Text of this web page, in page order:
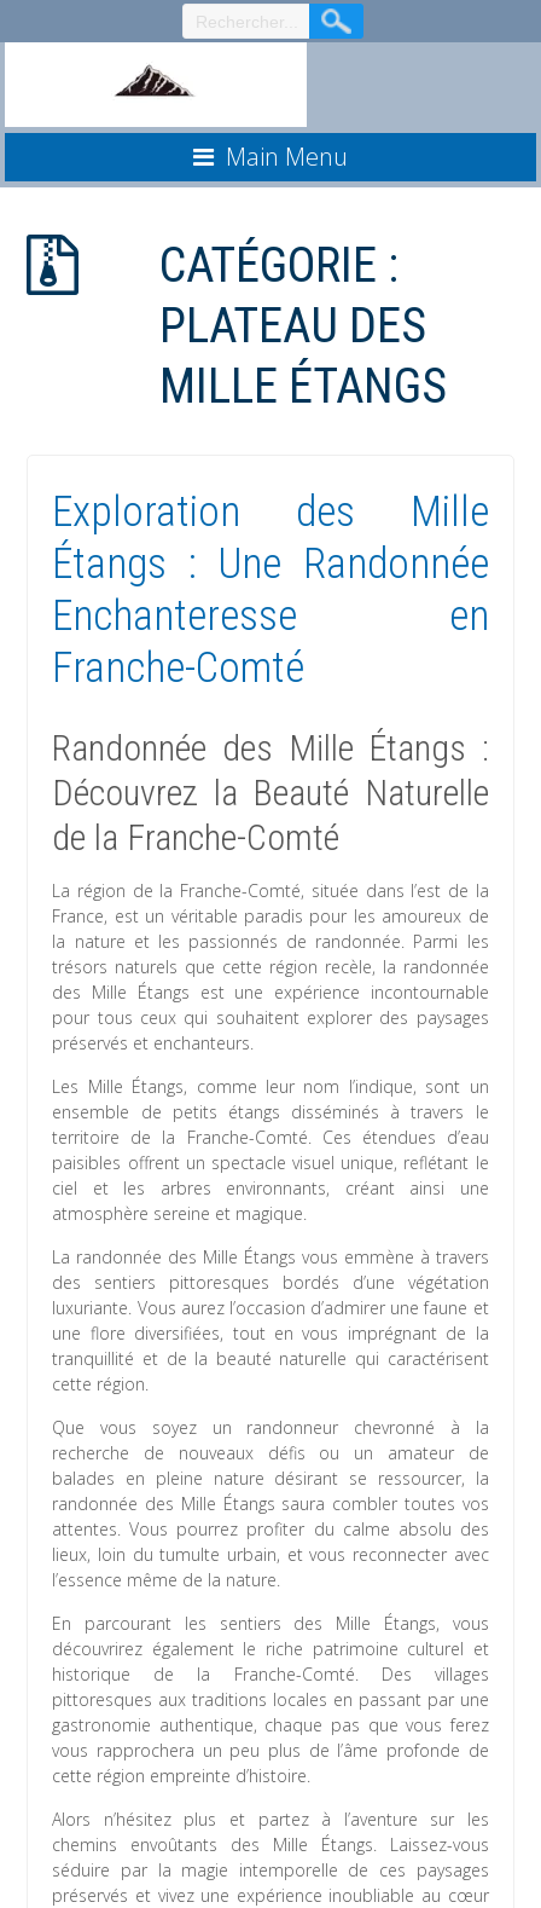
au
Main Menu
CATÉGORIE :
PLATEAU DES
MILLE ÉTANGS
Exploration des Mille
Étangs : Une Randonnée
Enchanteresse en
Franche-Comté
Randonnée des Mille Étangs :
Découvrez la Beauté Naturelle
de la Franche-Comté
La région de la Franche-Comté, située dans l’est de la
France, est un véritable paradis pour les amoureux de
la nature et les passionnés de randonnée. Parmi les
trésors naturels que cette région recèle, la randonnée
des Mille Étangs est une expérience incontournable
pour tous ceux qui souhaitent explorer des paysages
préservés et enchanteurs.
Les Mille Étangs, comme leur nom l’indique, sont un
ensemble de petits étangs disséminés à travers le
territoire de la Franche-Comté. Ces étendues d’eau
paisibles offrent un spectacle visuel unique, reflétant le
ciel et les arbres environnants, créant ainsi une
atmosphère sereine et magique.
La randonnée des Mille Étangs vous emmène à travers
des sentiers pittoresques bordés d’une végétation
luxuriante. Vous aurez l’occasion d’admirer une faune et
une flore diversifiées, tout en vous imprégnant de la
tranquillité et de la beauté naturelle qui caractérisent
cette région.
Que vous soyez un randonneur chevronné à la
recherche de nouveaux défis ou un amateur de
balades en pleine nature désirant se ressourcer, la
randonnée des Mille Étangs saura combler toutes vos
attentes. Vous pourrez profiter du calme absolu des
lieux, loin du tumulte urbain, et vous reconnecter avec
l’essence même de la nature.
En parcourant les sentiers des Mille Étangs, vous
découvrirez également le riche patrimoine culturel et
historique de la Franche-Comté. Des villages
pittoresques aux traditions locales en passant par une
gastronomie authentique, chaque pas que vous ferez
vous rapprochera un peu plus de l’âme profonde de
cette région empreinte d’histoire.
Alors n’hésitez plus et partez à l’aventure sur les
chemins envoûtants des Mille Étangs. Laissez-vous
séduire par la magie intemporelle de ces paysages
préservés et vivez une expérience inoubliable au cœur